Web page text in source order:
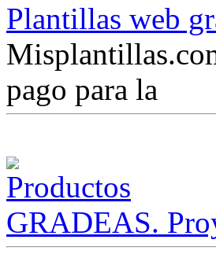
Plantillas web
pago para la
GRADEAS.